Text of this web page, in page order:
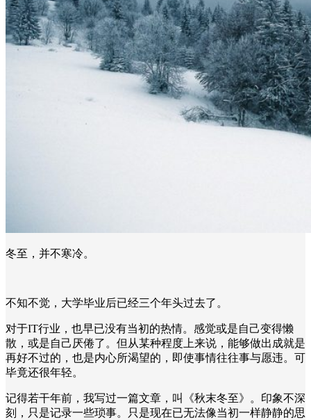
冬至，并不寒冷。
不知不觉，大学毕业后已经三个年头过去了。
对于IT行业，也早已没有当初的热情。感觉或是自己变得懒
散，或是自己厌倦了。但从某种程度上来说，能够做出成就是
再好不过的，也是内心所渴望的，即使事情往往事与愿违。可
毕竟还很年轻。
记得若干年前，我写过一篇文章，叫《秋末冬至》。印象不深
刻，只是记录一些琐事。只是现在已无法像当初一样静静的思